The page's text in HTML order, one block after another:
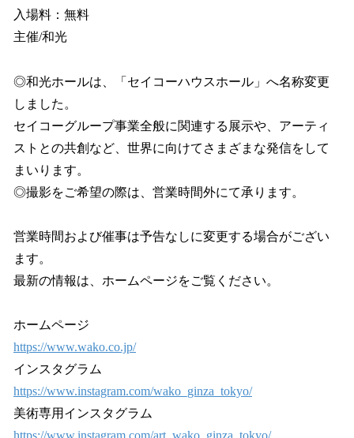
入場料：無料
主催/和光
◎和光ホールは、「セイコーハウスホール」へ名称変更
しました。
セイコーグループ事業全般に関連する展示や、アーティ
ストとの共創など、世界に向けてさまざまな発信をして
まいります。
◎撮影をご希望の際は、営業時間外にて承ります。
営業時間および催事は予告なしに変更する場合がござい
ます。
最新の情報は、ホームページをご覧ください。
ホームページ
https://www.wako.co.jp/
インスタグラム
https://www.instagram.com/wako_ginza_tokyo/
美術専用インスタグラム
https://www.instagram.com/art_wako_ginza_tokyo/